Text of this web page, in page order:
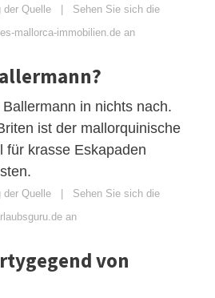
der Quelle | Sehen Sie sich die
mallorca-immobilien.de an
in nichts nach.
ist der mallorquinische
für krasse Eskapaden
der Quelle | Sehen Sie sich die
an
von